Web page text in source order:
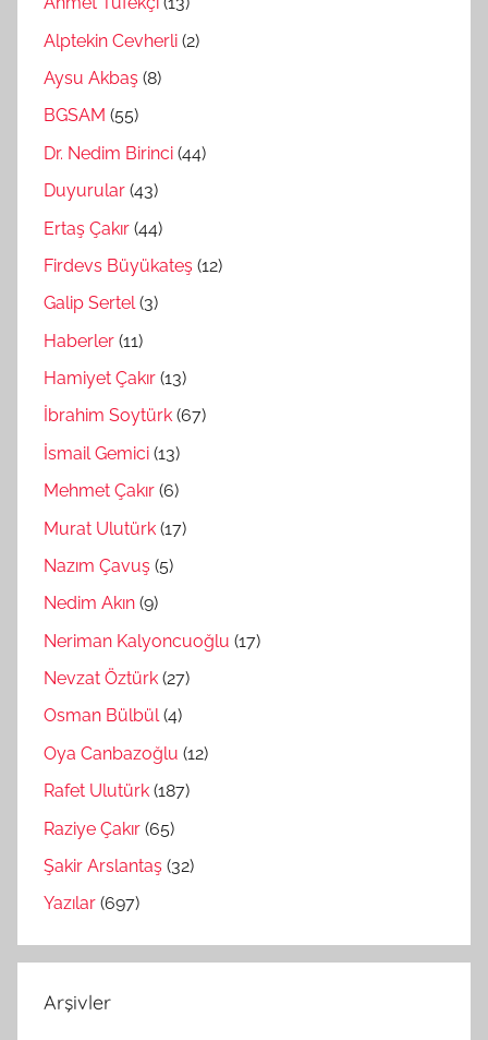
Alptekin Cevherli (2)
Aysu Akbaş (8)
BGSAM (55)
Dr. Nedim Birinci (44)
Duyurular (43)
Ertaş Çakır (44)
Firdevs Büyükateş (12)
Galip Sertel(3)
Haberler (11)
Hamiyet Çakır (13)
İbrahim Soytürk (67)
İsmail Gemici (13)
Mehmet Çakır (6)
Murat Ulutürk (17)
Nazım Çavuş (5)
Nedim Akın (9)
Neriman Kalyoncuoğlu (17)
Nevzat Öztürk (27)
Osman Bülbül(4)
Oya Canbazoğlu (12)
Rafet Ulutürk (187)
Raziye Çakır (65)
Şakir Arslantaş (32)
Yazılar (697)
Arşivler